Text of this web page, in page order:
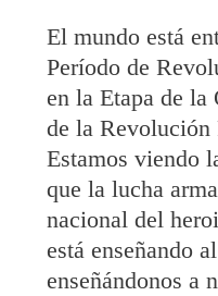
El mundo está
Período de
en la Etapa de la
de la
Estamos viendo
que la lucha
nacional del
está enseñando
enseñándonos a